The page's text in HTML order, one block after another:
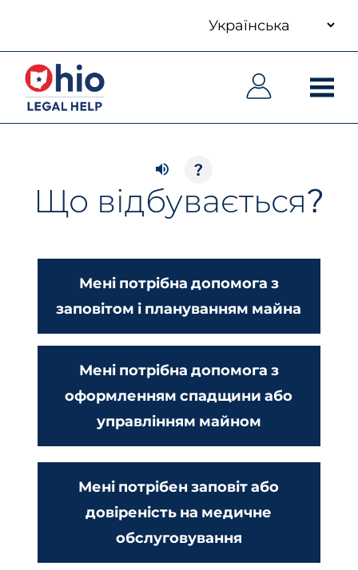
main
content
language
Основна
навіґація
Основна
навіґація
?
Що відбувається?
Мені потрібна допомога з
заповітом і плануванням майна
Мені потрібна допомога з
оформленням спадщини або
управлінням майном
Мені потрібен заповіт або
довіреність на медичне
обслуговування